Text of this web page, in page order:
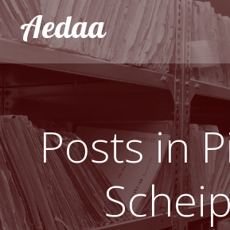
Aller
au
contenu
Aedaa
Posts in